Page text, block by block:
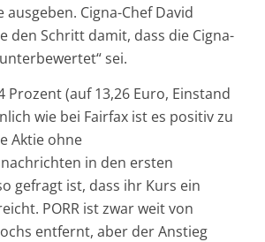
ausgeben. Cigna-Chef David
den Schritt damit, dass die Cigna-
sei.
Prozent (auf 13,26 Euro, Einstand
wie bei Fairfax ist es positiv zu
Aktie ohne
in den ersten
gefragt ist, dass ihr Kurs ein
PORR ist zwar weit von
entfernt, aber der Anstieg